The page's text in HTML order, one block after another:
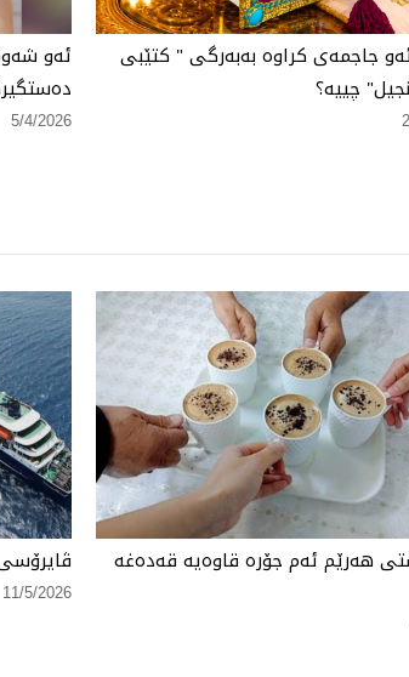
جاجمەی كراوە بەبەرگی " كتێبی
چییە؟
ئەو
5/4/2026
هەرێم ئەم جۆرە قاوەیە قەدەغە
11/5/2026